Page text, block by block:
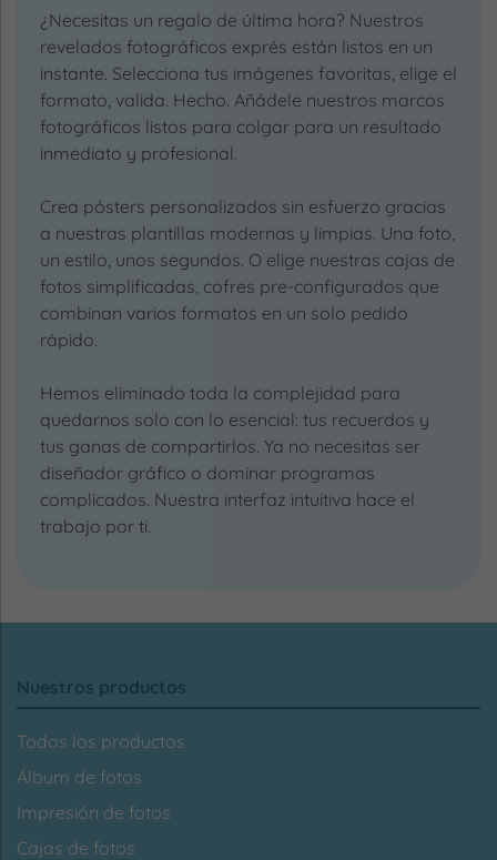
¿Necesitas un regalo de última hora? Nuestros
revelados fotográficos exprés están listos en un
instante. Selecciona tus imágenes favoritas, elige el
formato, valida. Hecho. Añádele nuestros marcos
fotográficos listos para colgar para un resultado
inmediato y profesional.
Crea pósters personalizados sin esfuerzo gracias
a nuestras plantillas modernas y limpias. Una foto,
un estilo, unos segundos. O elige nuestras cajas de
fotos simplificadas, cofres pre-configurados que
combinan varios formatos en un solo pedido
rápido.
Hemos eliminado toda la complejidad para
quedarnos solo con lo esencial: tus recuerdos y
tus ganas de compartirlos. Ya no necesitas ser
diseñador gráfico o dominar programas
complicados. Nuestra interfaz intuitiva hace el
trabajo por ti.
Nuestros productos
Todos los productos
Álbum de fotos
Impresión de fotos
Cajas de fotos